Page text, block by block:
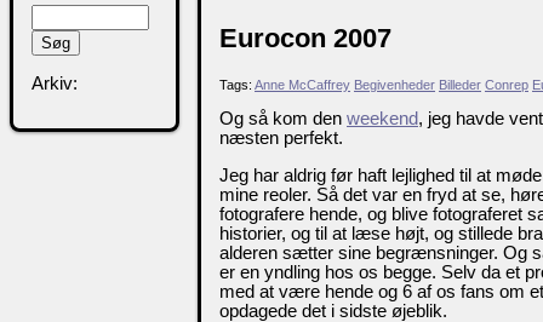
Eurocon 2007
Tags: Anne McCaffrey Begivenheder Billeder Conrep
Og så kom den weekend, jeg havde
næsten perfekt.
Jeg har aldrig før haft lejlighed til at
mine reoler. Så det var en fryd at se,
fotografere hende, og blive fotograferet
historier, og til at læse højt, og stillede
alderen sætter sine begrænsninger. Og
er en yndling hos os begge. Selv da et
med at være hende og 6 af os fans om
opdagede det i sidste øjeblik.
Arkiv: